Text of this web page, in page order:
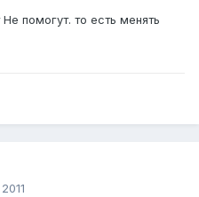
помогут. то есть менять